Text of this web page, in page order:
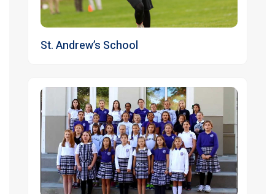
St. Andrew’s School